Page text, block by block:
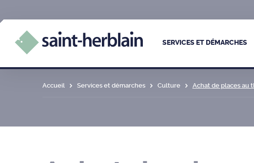
SERVICES ET DÉMARCHES
Accueil Services et démarches Culture Achat de places au